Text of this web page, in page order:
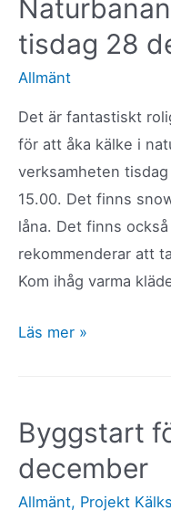
vi
för
säsongen
tisdag 28
Allmänt
Det är fantastiskt
för att åka kälke i
verksamheten
15.00. Det finns
låna. Det finns
rekommenderar att
Kom ihåg varma
Naturbanan
december
Läs mer »
Byggstart
december
Allmänt, Projekt